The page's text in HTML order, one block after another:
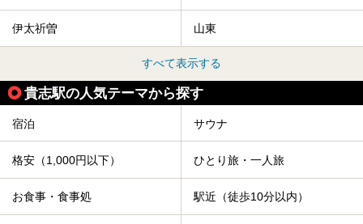
伊太祈曽 山東
すべて表示する
貴志駅の人気テーマから探す
宿泊 サウナ
格安（1,000円以下） ひとり旅・一人旅
お食事・食事処 駅近（徒歩10分以内）